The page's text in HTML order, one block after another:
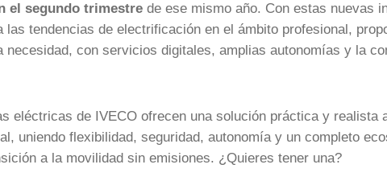
el segundo trimestre de ese mismo año. Con estas nuevas
las tendencias de electrificación en el ámbito profesional,
necesidad, con servicios digitales, amplias autonomías y la
eléctricas de IVECO ofrecen una solución práctica y realista
uniendo flexibilidad, seguridad, autonomía y un completo
a la movilidad sin emisiones. ¿Quieres tener una?